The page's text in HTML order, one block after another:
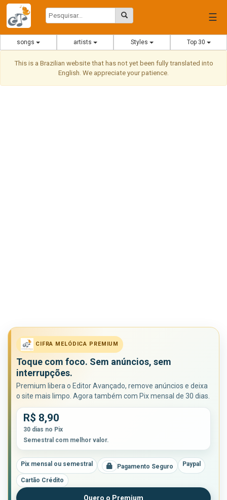
☰
songs artists Styles Top 30
This is a Brazilian website that has not yet been fully translated into
English. We appreciate your patience.
CIFRA MELÓDICA PREMIUM
Toque com foco. Sem anúncios, sem
interrupções.
Premium libera o Editor Avançado, remove anúncios e deixa
o site mais limpo. Agora também com Pix mensal de 30 dias.
R$ 8,90
30 dias no Pix
Semestral com melhor valor.
Pix mensal ou semestral Pagamento Seguro Paypal
Cartão Crédito
Quero o Premium